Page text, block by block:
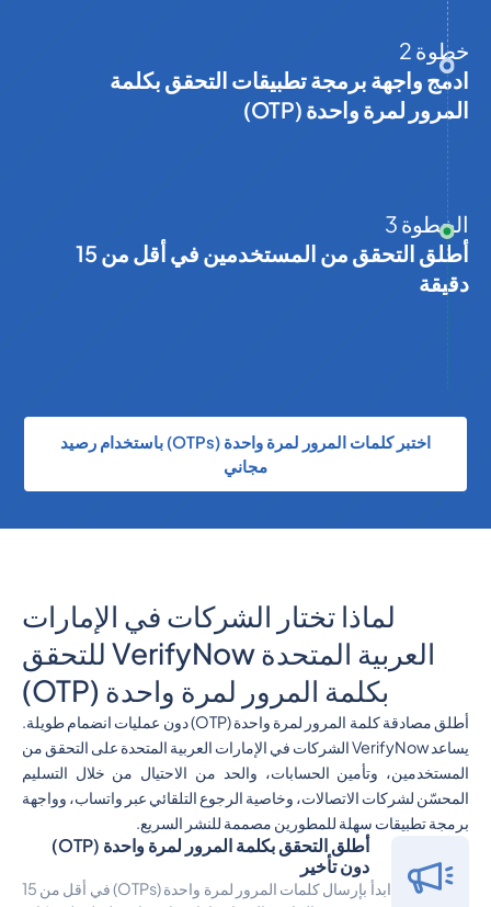
خطوة 2
ادمج واجهة برمجة تطبيقات التحقق بكلمة
المرور لمرة واحدة (OTP)
الخطوة 3
أطلق التحقق من المستخدمين في أقل من 15
دقيقة
اختبر كلمات المرور لمرة واحدة (OTPs) باستخدام رصيد
مجاني
لماذا تختار الشركات في الإمارات
العربية المتحدة VerifyNow للتحقق
بكلمة المرور لمرة واحدة (OTP)
أطلق مصادقة كلمة المرور لمرة واحدة (OTP) دون عمليات انضمام طويلة.
يساعد VerifyNow الشركات في الإمارات العربية المتحدة على التحقق من
المستخدمين، وتأمين الحسابات، والحد من الاحتيال من خلال التسليم
المحسّن لشركات الاتصالات، وخاصية الرجوع التلقائي عبر واتساب، وواجهة
برمجة تطبيقات سهلة للمطورين مصممة للنشر السريع.
أطلق التحقق بكلمة المرور لمرة واحدة (OTP)
دون تأخير
ابدأ بإرسال كلمات المرور لمرة واحدة (OTPs) في أقل من 15